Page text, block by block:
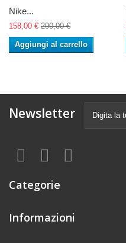
Nike...
158,00 € 290,00 €
Aggiungi al carrello
Newsletter
Categorie
Informazioni